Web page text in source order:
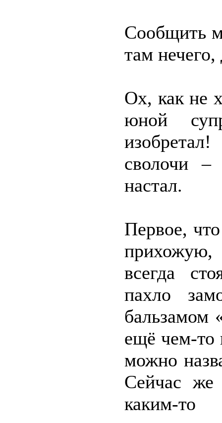
Сообщить
там
Ох, как не
юной
сволочи –
настал.
Первое,
прихожую,
всегда
пахло
бальзамом
ещё чем-то
можно
Сейчас же
каким-